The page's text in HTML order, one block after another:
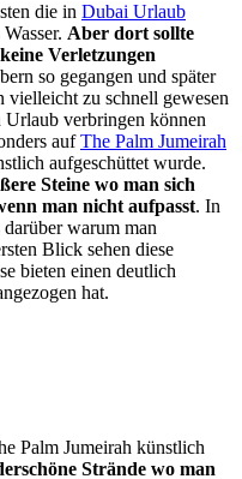
die in Dubai Urlaub
Aber dort sollte
Verletzungen
so gegangen und später
vielleicht zu schnell gewesen
Urlaub verbringen können
aufThe Palm Jumeirah
aufgeschüttet wurde.
Steine wo man sich
man nicht aufpasst. In
warum man
Blick sehen diese
bieten einen deutlich
hat.
Palm Jumeirah künstlich
Strände wo man